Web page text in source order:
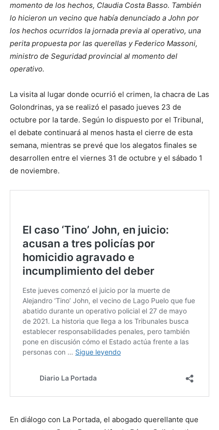
momento de los hechos, Claudia Costa Basso. También
lo hicieron un vecino que había denunciado a John por
los hechos ocurridos la jornada previa al operativo, una
perita propuesta por las querellas y Federico Massoni,
ministro de Seguridad provincial al momento del
operativo.
La visita al lugar donde ocurrió el crimen, la chacra de Las
Golondrinas, ya se realizó el pasado jueves 23 de
octubre por la tarde. Según lo dispuesto por el Tribunal,
el debate continuará al menos hasta el cierre de esta
semana, mientras se prevé que los alegatos finales se
desarrollen entre el viernes 31 de octubre y el sábado 1
de noviembre.
En diálogo con La Portada, el abogado querellante que